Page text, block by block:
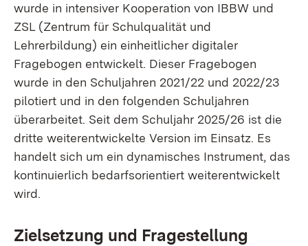
wurde in intensiver Kooperation von IBBW und
ZSL (Zentrum für Schulqualität und
Lehrerbildung) ein einheitlicher digitaler
Fragebogen entwickelt. Dieser Fragebogen
wurde in den Schuljahren 2021/22 und 2022/23
pilotiert und in den folgenden Schuljahren
überarbeitet. Seit dem Schuljahr 2025/26 ist die
dritte weiterentwickelte Version im Einsatz. Es
handelt sich um ein dynamisches Instrument, das
kontinuierlich bedarfsorientiert weiterentwickelt
wird.
Zielsetzung und Fragestellung